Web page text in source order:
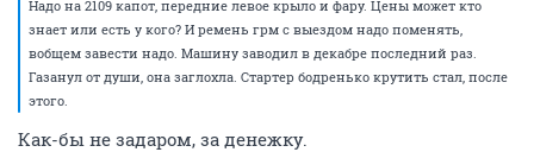
Надо на 2109 капот, передние левое крыло и фару. Цены может кто
знает или есть у кого? И ремень грм с выездом надо поменять,
вобщем завести надо. Машину заводил в декабре последний раз.
Газанул от души, она заглохла. Стартер бодренько крутить стал, после
этого.
Как-бы не задаром, за денежку.